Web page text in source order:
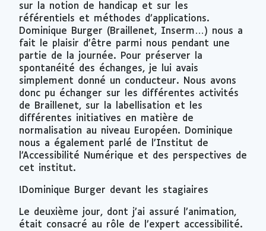
sur la notion de handicap et sur les
référentiels et méthodes d’applications.
Dominique Burger (Braillenet, Inserm…) nous a
fait le plaisir d’être parmi nous pendant une
partie de la journée. Pour préserver la
spontanéité des échanges, je lui avais
simplement donné un conducteur. Nous avons
donc pu échanger sur les différentes activités
de Braillenet, sur la labellisation et les
différentes initiatives en matière de
normalisation au niveau Européen. Dominique
nous a également parlé de l’Institut de
l’Accessibilité Numérique et des perspectives de
cet institut.
!Dominique Burger devant les stagiaires
Le deuxième jour, dont j’ai assuré l’animation,
était consacré au rôle de l’expert accessibilité.